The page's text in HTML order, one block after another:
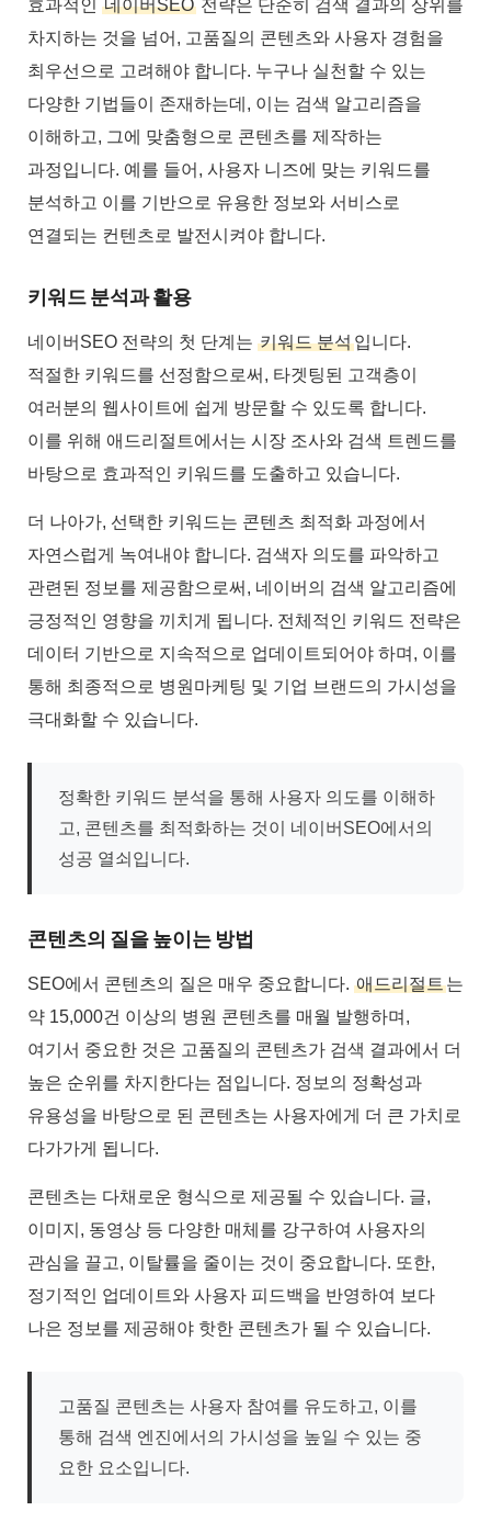
효과적인 네이버SEO 전략은 단순히 검색 결과의 상위를
차지하는 것을 넘어, 고품질의 콘텐츠와 사용자 경험을
최우선으로 고려해야 합니다. 누구나 실천할 수 있는
다양한 기법들이 존재하는데, 이는 검색 알고리즘을
이해하고, 그에 맞춤형으로 콘텐츠를 제작하는
과정입니다. 예를 들어, 사용자 니즈에 맞는 키워드를
분석하고 이를 기반으로 유용한 정보와 서비스로
연결되는 컨텐츠로 발전시켜야 합니다.
키워드 분석과 활용
네이버SEO 전략의 첫 단계는 키워드 분석입니다.
적절한 키워드를 선정함으로써, 타겟팅된 고객층이
여러분의 웹사이트에 쉽게 방문할 수 있도록 합니다.
이를 위해 애드리절트에서는 시장 조사와 검색 트렌드를
바탕으로 효과적인 키워드를 도출하고 있습니다.
더 나아가, 선택한 키워드는 콘텐츠 최적화 과정에서
자연스럽게 녹여내야 합니다. 검색자 의도를 파악하고
관련된 정보를 제공함으로써, 네이버의 검색 알고리즘에
긍정적인 영향을 끼치게 됩니다. 전체적인 키워드 전략은
데이터 기반으로 지속적으로 업데이트되어야 하며, 이를
통해 최종적으로 병원마케팅 및 기업 브랜드의 가시성을
극대화할 수 있습니다.
정확한 키워드 분석을 통해 사용자 의도를 이해하
고, 콘텐츠를 최적화하는 것이 네이버SEO에서의
성공 열쇠입니다.
콘텐츠의 질을 높이는 방법
SEO에서 콘텐츠의 질은 매우 중요합니다. 애드리절트는
약 15,000건 이상의 병원 콘텐츠를 매월 발행하며,
여기서 중요한 것은 고품질의 콘텐츠가 검색 결과에서 더
높은 순위를 차지한다는 점입니다. 정보의 정확성과
유용성을 바탕으로 된 콘텐츠는 사용자에게 더 큰 가치로
다가가게 됩니다.
콘텐츠는 다채로운 형식으로 제공될 수 있습니다. 글,
이미지, 동영상 등 다양한 매체를 강구하여 사용자의
관심을 끌고, 이탈률을 줄이는 것이 중요합니다. 또한,
정기적인 업데이트와 사용자 피드백을 반영하여 보다
나은 정보를 제공해야 핫한 콘텐츠가 될 수 있습니다.
고품질 콘텐츠는 사용자 참여를 유도하고, 이를
통해 검색 엔진에서의 가시성을 높일 수 있는 중
요한 요소입니다.